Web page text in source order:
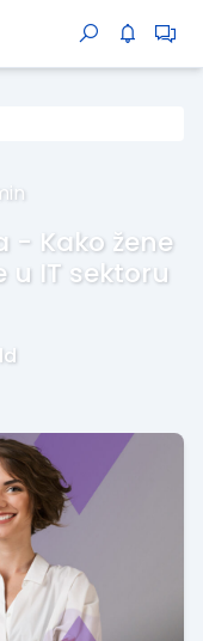
- Kako žene
u IT sektoru